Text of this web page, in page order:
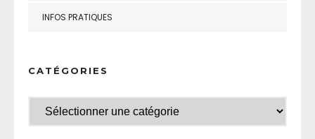
INFOS PRATIQUES
CATÉGORIES